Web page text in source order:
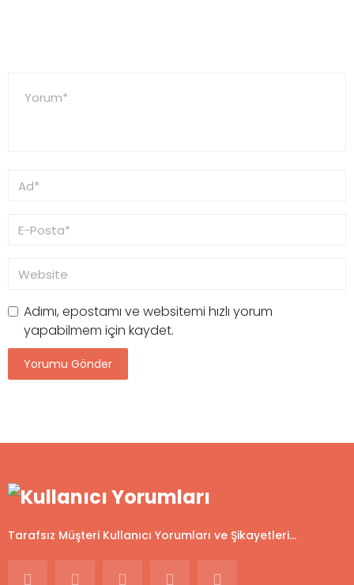
Adımı, epostamı ve websitemi hızlı yorum
yapabilmem için kaydet.
Tarafsız Müşteri Kullanıcı Yorumları ve Şikayetleri...